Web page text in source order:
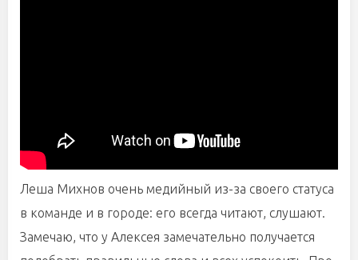
Леша Михнов очень медийный из-за своего статуса
в команде и в городе: его всегда читают, слушают.
Замечаю, что у Алексея замечательно получается